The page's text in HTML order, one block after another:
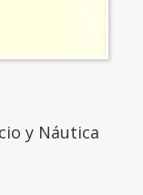
y Náutica